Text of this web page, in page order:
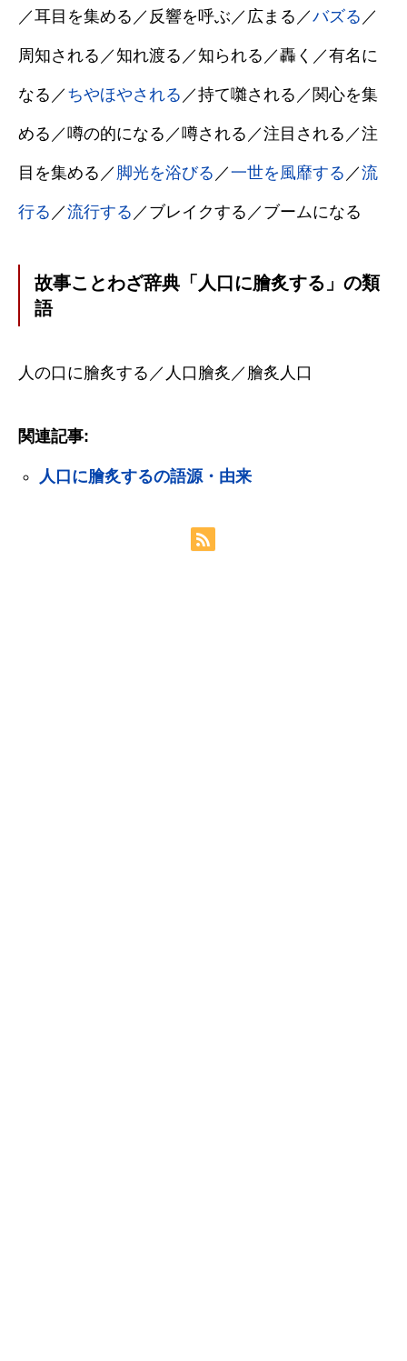
／耳目を集める／反響を呼ぶ／広まる／バズる ／
周知される／知れ渡る／知られる／轟く／有名に
なる／ ちやほやされる ／持て囃される／関心を集
める／噂の的になる／噂される／注目される／注
目を集める／ 脚光を浴びる ／一世を風靡する ／流
行る ／流行する ／ブレイクする／ブームになる
故事ことわざ辞典「人口に膾炙する」の類
語
人の口に膾炙する／人口膾炙／膾炙人口
関連記事:
人口に膾炙するの語源・由来